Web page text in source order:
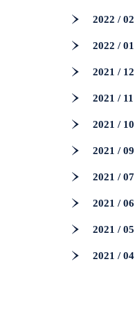
2022 / 02
2022 / 01
2021 / 12
2021 / 11
2021 / 10
2021 / 09
2021 / 07
2021 / 06
2021 / 05
2021 / 04